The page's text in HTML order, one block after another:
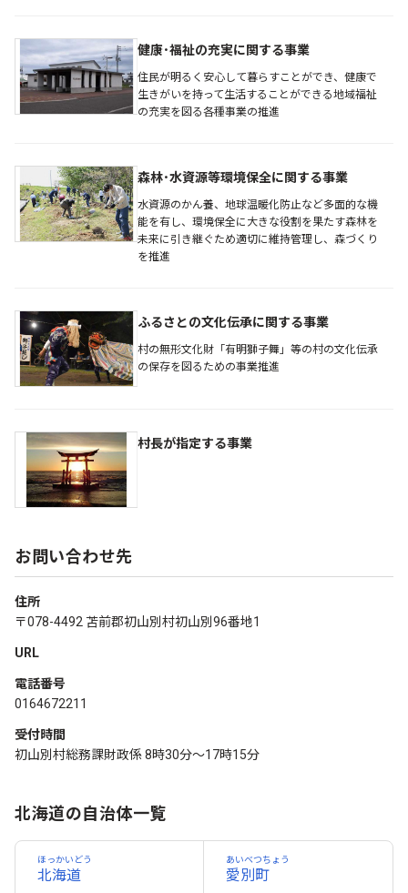
健康･福祉の充実に関する事業
住民が明るく安心して暮らすことができ、健康で
生きがいを持って生活することができる地域福祉
の充実を図る各種事業の推進
森林･水資源等環境保全に関する事業
水資源のかん養、地球温暖化防止など多面的な機
能を有し、環境保全に大きな役割を果たす森林を
未来に引き継ぐため適切に維持管理し、森づくり
を推進
ふるさとの文化伝承に関する事業
村の無形文化財「有明獅子舞」等の村の文化伝承
の保存を図るための事業推進
村長が指定する事業
お問い合わせ先
住所
〒078-4492 苫前郡初山別村初山別96番地1
URL
電話番号
0164672211
受付時間
初山別村総務課財政係 8時30分～17時15分
北海道の自治体一覧
北海道
ほっかいどう
愛別町
あいベつちょう